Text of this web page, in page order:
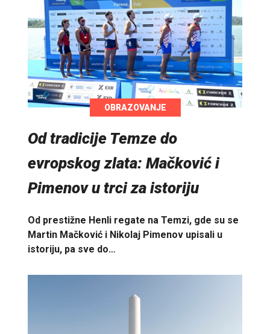
OBRAZOVANJE
Od tradicije Temze do
evropskog zlata: Mačković i
Pimenov u trci za istoriju
Od prestižne Henli regate na Temzi, gde su se
Martin Mačković i Nikolaj Pimenov upisali u
istoriju, pa sve do…